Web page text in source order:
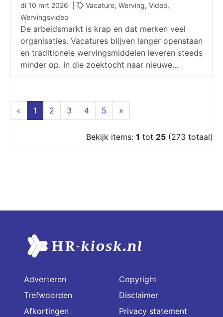
di 10 mrt 2026 |
Vacature, Werving, Video,
Wervingsvideo
De arbeidsmarkt is krap en dat merken veel
organisaties. Vacatures blijven langer openstaan
en traditionele wervingsmiddelen leveren steeds
minder op. In die zoektocht naar nieuwe...
« 1 (current)
2 3 4 5 »
Bekijk items: 1 tot 25 (273 totaal)
Adverteren
Trefwoorden
Afkortingen
Copyright
Disclaimer
Privacy statement